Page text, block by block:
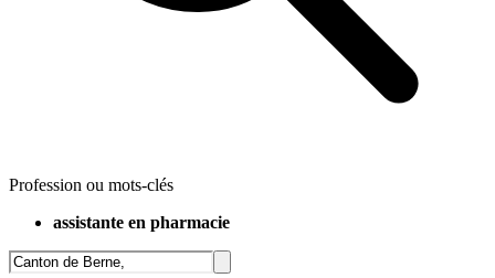
Profession ou mots-clés
assistante en pharmacie